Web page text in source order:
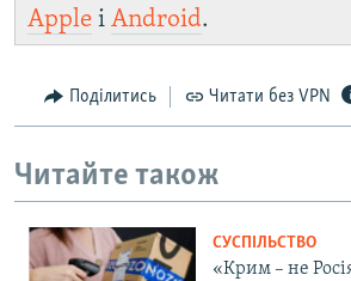
Apple і Android.
Поділитись Читати без VPN
Читайте також
СУСПІЛЬСТВО
«Крим – не